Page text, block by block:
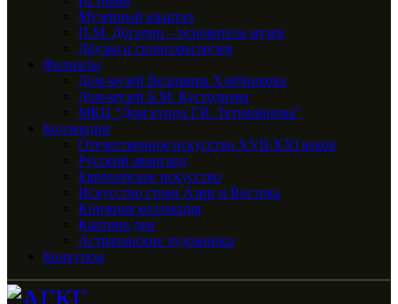
Музейный квартал
П.М. Догадин – основатель музея
Друзья и спонсоры музея
Филиалы
Дом-музей Велимира Хлебникова
Дом-музей Б.М. Кустодиева
МКЦ “Дом купца Г.В. Тетюшинова”
Коллекции
Отечественное искусство XVII-XXI веков
Русский авангард
Европейское искусство
Искусство стран Азии и Востока
Книжная коллекция
Картина дня
Астраханские художники
Конкурсы